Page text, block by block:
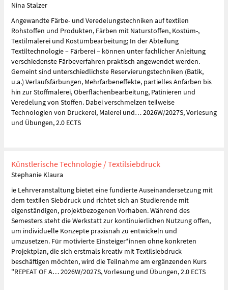
Nina Stalzer
Angewandte Färbe- und Veredelungstechniken auf textilen
Rohstoffen und Produkten, Färben mit Naturstoffen, Kostüm-,
Textilmalerei und Kostümbearbeitung; In der Abteilung
Textiltechnologie – Färberei – können unter fachlicher Anleitung
verschiedenste Färbeverfahren praktisch angewendet werden.
Gemeint sind unterschiedlichste Reservierungstechniken (Batik,
u.a.) Verlaufsfärbungen, Mehrfarbeneffekte, partielles Anfärben bis
hin zur Stoffmalerei, Oberflächenbearbeitung, Patinieren und
Veredelung von Stoffen. Dabei verschmelzen teilweise
Technologien von Druckerei, Malerei und… 2026W/2027S, Vorlesung
und Übungen, 2.0 ECTS
Künstlerische Technologie / Textilsiebdruck
Stephanie Klaura
ie Lehrveranstaltung bietet eine fundierte Auseinandersetzung mit
dem textilen Siebdruck und richtet sich an Studierende mit
eigenständigen, projektbezogenen Vorhaben. Während des
Semesters steht die Werkstatt zur kontinuierlichen Nutzung offen,
um individuelle Konzepte praxisnah zu entwickeln und
umzusetzen. Für motivierte Einsteiger*innen ohne konkreten
Projektplan, die sich erstmals kreativ mit Textilsiebdruck
beschäftigen möchten, wird die Teilnahme am ergänzenden Kurs
"REPEAT OF A… 2026W/2027S, Vorlesung und Übungen, 2.0 ECTS